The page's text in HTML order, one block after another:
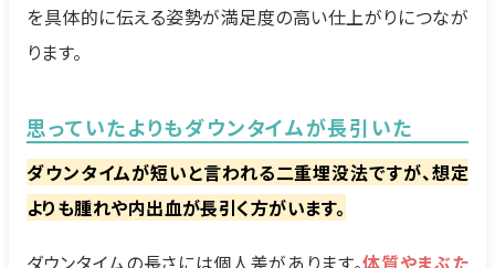
を具体的に伝える姿勢が満足度の高い仕上がりにつなが
ります。
思っていたよりもダウンタイムが長引いた
ダウンタイムが短いと言われる二重埋没法ですが、想定
よりも腫れや内出血が長引く方がいます。